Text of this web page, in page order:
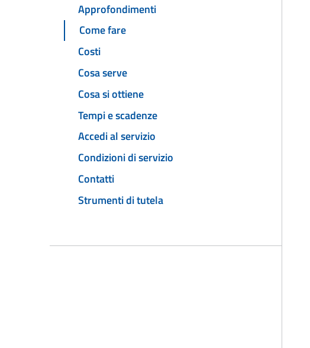
Approfondimenti
Come fare
Costi
Cosa serve
Cosa si ottiene
Tempi e scadenze
Accedi al servizio
Condizioni di servizio
Contatti
Strumenti di tutela